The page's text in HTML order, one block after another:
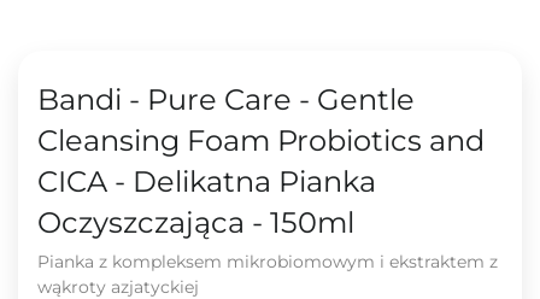
Bandi - Pure Care - Gentle
Cleansing Foam Probiotics and
CICA - Delikatna Pianka
Oczyszczająca - 150ml
Pianka z kompleksem mikrobiomowym i ekstraktem z
wąkroty azjatyckiej